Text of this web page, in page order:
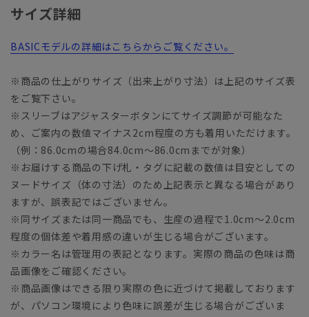
サイズ詳細
BASICモデルの詳細はこちらからご覧ください。
※商品の仕上がりサイズ（出来上がり寸法）は上記のサイズ表
をご覧下さい。
※スリーブはアジャスターボタンにてサイズ調節が可能なた
め、ご案内の数値マイナス2cm程度の方も着用いただけます。
（例：86.0cmの場合84.0cm～86.0cmまでが対象）
※お届けする商品の下げ札・タグに記載の数値は目安としての
ヌードサイズ（体の寸法）のため上記表示と異なる場合があり
ますが、誤表記ではございません。
※同サイズまたは同一商品でも、生産の過程で1.0cm～2.0cm
程度の個体差や着用感の違いが生じる場合がございます。
※カラー名は管理用の表記となります。実際の商品の色味は商
品画像をご確認ください。
※商品画像はできる限り実際の色に近づけて掲載しております
が、パソコン環境により色味に誤差が生じる場合がございま